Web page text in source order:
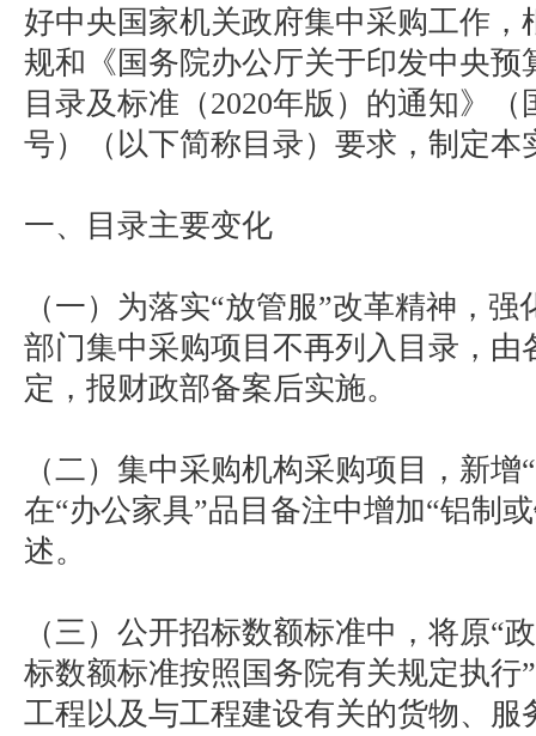
好中央国家机关政府集中采购工作，
规和《国务院办公厅关于印发中央预
目录及标准（2020年版）的通知》（
号）（以下简称目录）要求，制定本
一、目录主要变化
（一）为落实“放管服”改革精神，
部门集中采购项目不再列入目录，由
定，报财政部备案后实施。
（二）集中采购机构采购项目，新
在“办公家具”品目备注中增加“铝制
述。
（三）公开招标数额标准中，将原“
标数额标准按照国务院有关规定执行
工程以及与工程建设有关的货物、服